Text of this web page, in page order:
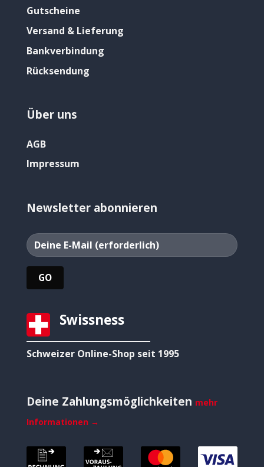
Gutscheine
Versand & Lieferung
Bankverbindung
Rücksendung
Über uns
AGB
Impressum
Newsletter abonnieren
Swissness
Schweizer Online-Shop seit 1995
Deine Zahlungsmöglichkeiten mehr
Informationen →